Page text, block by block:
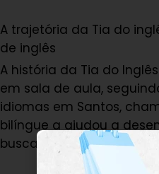
A trajetória da Tia do
de inglês
A história da Tia do
em sala de aula,
idiomas em Santos,
bilíngue a ajudou a
buscar maneiras